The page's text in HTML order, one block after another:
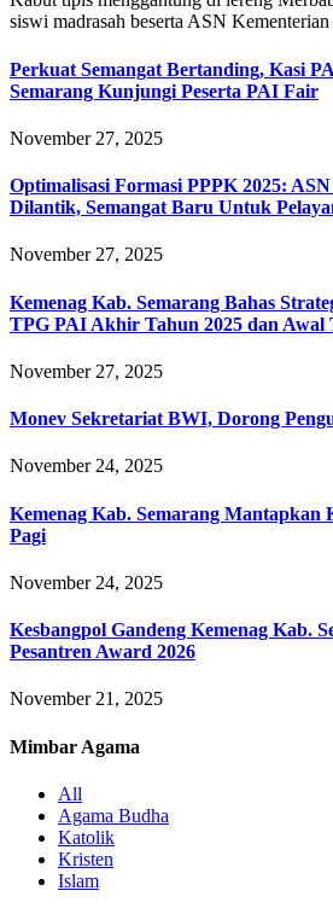
siswi madrasah beserta ASN
Perkuat Semangat Bertanding, Kasi
Semarang Kunjungi Peserta PAI Fair
November 27, 2025
Optimalisasi Formasi PPPK 2025:
Dilantik, Semangat Baru Untuk
November 27, 2025
Kemenag Kab. Semarang Bahas
TPG PAI Akhir Tahun 2025 dan Awal
November 27, 2025
Monev Sekretariat BWI, Dorong
November 24, 2025
Kemenag Kab. Semarang Mantapkan
Pagi
November 24, 2025
Kesbangpol Gandeng Kemenag Kab.
Pesantren Award 2026
November 21, 2025
Mimbar Agama
All
Agama Budha
Katolik
Kristen
Islam